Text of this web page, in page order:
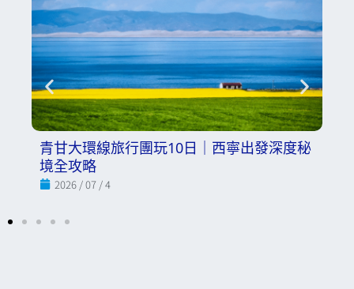
青甘大環線旅行團玩10日｜西寧出發深度秘
境全攻略
2026 / 07 / 4